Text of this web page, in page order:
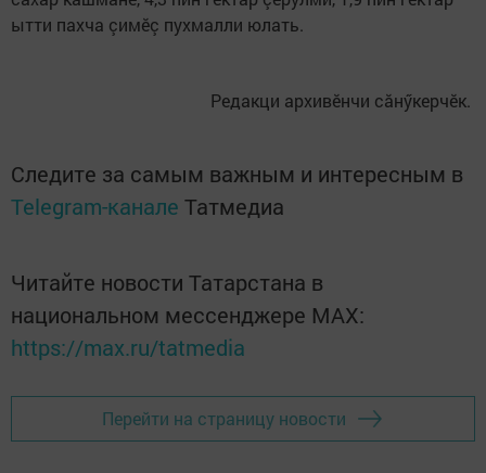
ытти пахча çимӗç пухмалли юлать.
Редакци архивӗнчи сăнӳкерчӗк.
Следите за самым важным и интересным в
Telegram-канале Татмедиа
Читайте новости Татарстана в
национальном мессенджере MАХ:
https://max.ru/tatmedia
Перейти на страницу новости